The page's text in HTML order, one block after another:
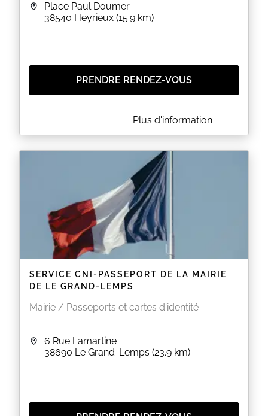
Place Paul Doumer
38540 Heyrieux (15.9 km)
PRENDRE RENDEZ-VOUS
A PROPOS DE MAIRIE D'HEYRIEUX
En vue de répondre au mieux aux attentes de nos
pour tout dépôt de dossier passeport et CNI.
Pour tout renseignement complémentaire, nous
vous invitons à nous contacter.
EN SAVOIR PLUS
Plus d'information
SERVICE CNI-PASSEPORT DE LA MAIRIE
DE LE GRAND-LEMPS
Mairie / Passeports et cartes d'identité
6 Rue Lamartine
38690 Le Grand-Lemps (23.9 km)